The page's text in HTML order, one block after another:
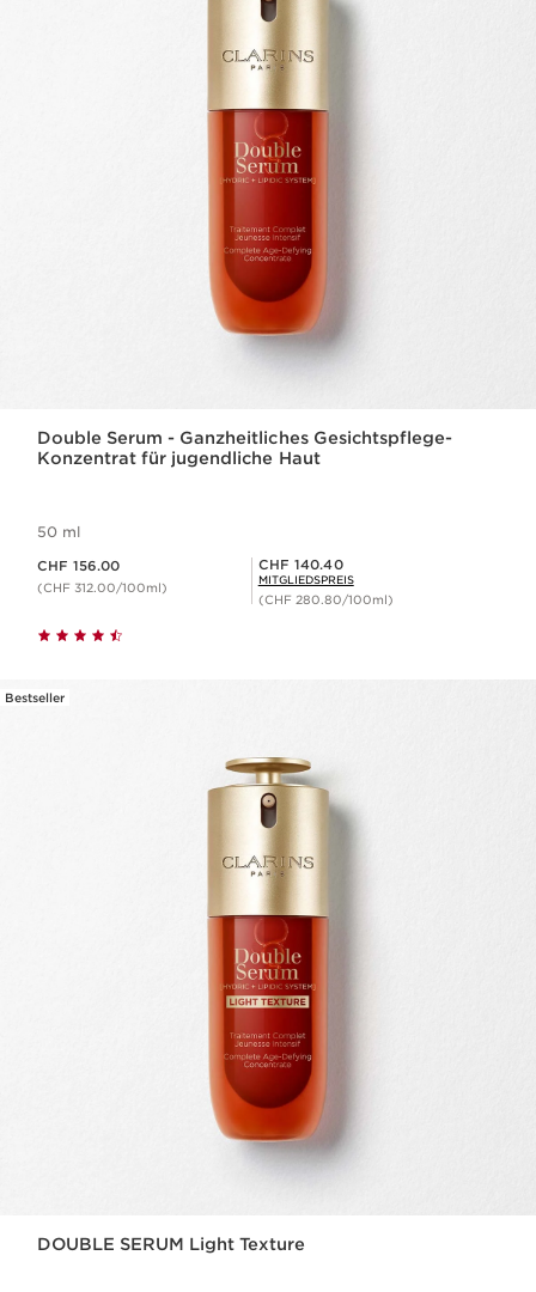
Double Serum - Ganzheitliches Gesichtspflege-
Konzentrat für jugendliche Haut
50 ml
CHF 156.00
(CHF 312.00/100ml)
Mitgliederpreis CHF 140.40
CHF 140.40
MITGLIEDSPREIS
(CHF 280.80/100ml)
Bestseller
DOUBLE SERUM Light Texture